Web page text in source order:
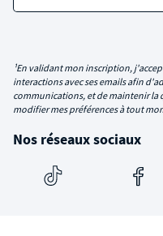
¹En validant mon inscription,
interactions avec ses emails afin
communications, et de maintenir la
modifier mes préférences à tout
Nos réseaux sociaux